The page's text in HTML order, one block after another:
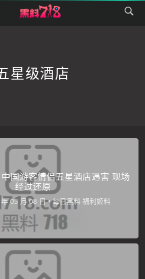
星级酒店
国游客情侣五星酒店遇害 现场
经过还原
•每日黑料 福利姬料